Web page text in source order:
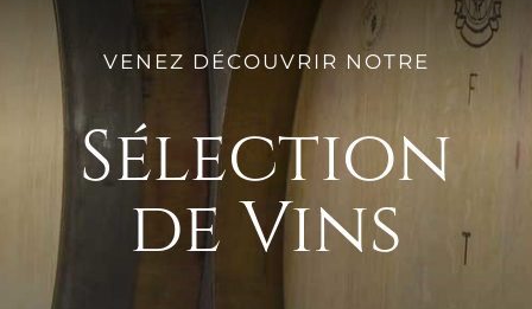
VENEZ DÉCOUVRIR NOTRE
Sélection
de Vins